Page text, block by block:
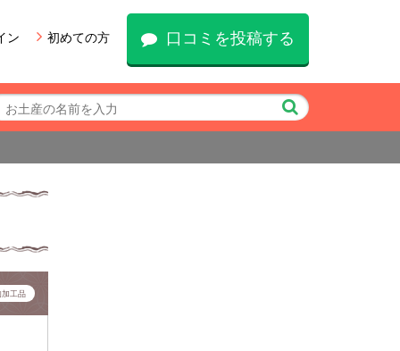
ン 初めての方 口コミを投稿する
工品